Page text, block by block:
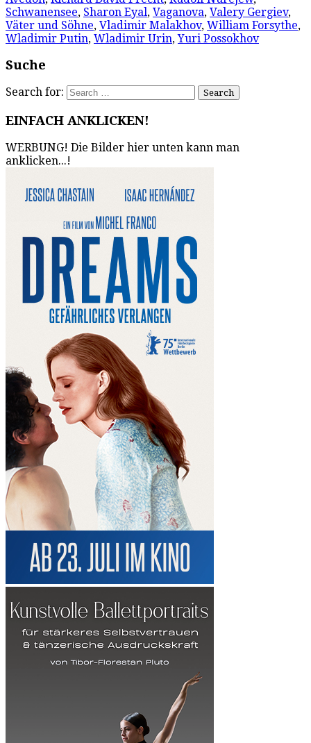
Schwanensee, Sharon Eyal, Vaganova, Valery Gergiev,
Väter und Söhne, Vladimir Malakhov, William Forsythe,
Wladimir Putin, Wladimir Urin,Yuri Possokhov
Suche
Search for:
EINFACH ANKLICKEN!
WERBUNG! Die Bilder hier unten kann man
anklicken...!